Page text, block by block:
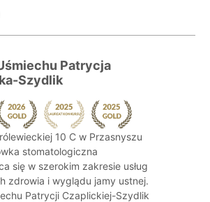
Patrycja
Szydlik
10 C w Przasnyszu
stomatologiczna
się w szerokim zakresie usług
zdrowia i wyglądu jamy ustnej.
Patrycji Czaplickiej-Szydlik